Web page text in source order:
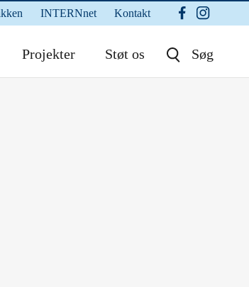
INTERNnet Kontakt
Søg
Projekter Støt os